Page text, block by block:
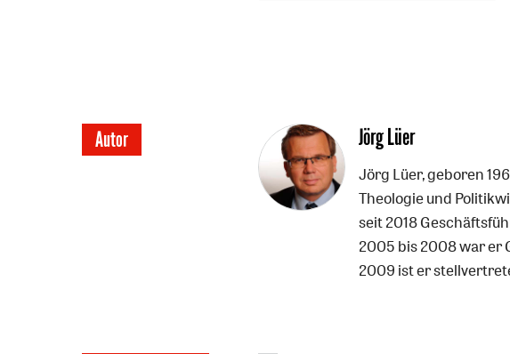
Überschrift
Autor Jörg Lüer
Jörg Lüer, geboren
Theologie und
seit 2018
2005 bis 2008 war er
2009 ist er